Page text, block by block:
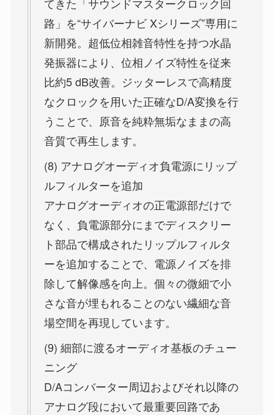
てきた「サウンドマスタークロック回
路」を“サイバーナビ Xシリーズ”専用に
新開発。超低位相雑音特性を持つ水晶
発振器により、位相ノイズ特性を従来
比約5 dB改善。ジッターレスで高精度
なクロックを用いた正確なD/A変換を行
うことで、原音を純粋無垢なままの高
音質で再生します。
(8) アナログオーディオ負電源にリップ
ルフィルターを追加
アナログオーディオの正電源部だけで
なく、負電源部分にまでディスクリー
ト部品で構成されたリップルフィルタ
ーを追加することで、電源ノイズを排
除して解像感を向上。個々の微細で小
さな音が埋もれることのない繊細な音
場空間を再現しています。
(9) 細部に渡るオーディオ基板のチュー
ニング
D/Aコンバーター周辺およびそれ以降の
アナログ段において最重要回路であ